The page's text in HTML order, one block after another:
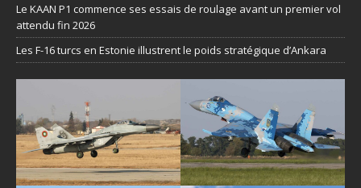
Le KAAN P1 commence ses essais de roulage avant un premier vol
attendu fin 2026
Les F-16 turcs en Estonie illustrent le poids stratégique d’Ankara